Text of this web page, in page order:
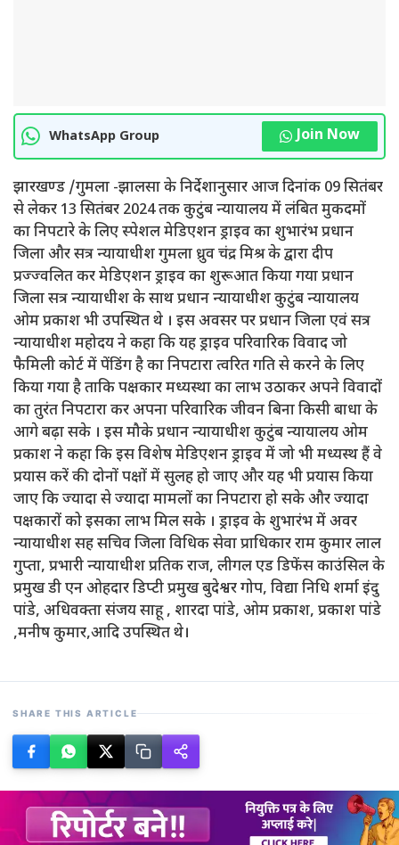
WhatsApp Group Join Now
झारखण्ड /गुमला -झालसा के निर्देशानुसार आज दिनांक 09 सितंबर
से लेकर 13 सितंबर 2024 तक कुटुंब न्यायालय में लंबित मुकदमों
का निपटारे के लिए स्पेशल मेडिएशन ड्राइव का शुभारंभ प्रधान
जिला और सत्र न्यायाधीश गुमला ध्रुव चंद्र मिश्र के द्वारा दीप
प्रज्ज्वलित कर मेडिएशन ड्राइव का शुरूआत किया गया प्रधान
जिला सत्र न्यायाधीश के साथ प्रधान न्यायाधीश कुटुंब न्यायालय
ओम प्रकाश भी उपस्थित थे । इस अवसर पर प्रधान जिला एवं सत्र
न्यायाधीश महोदय ने कहा कि यह ड्राइव परिवारिक विवाद जो
फैमिली कोर्ट में पेंडिंग है का निपटारा त्वरित गति से करने के लिए
किया गया है ताकि पक्षकार मध्यस्था का लाभ उठाकर अपने विवादों
का तुरंत निपटारा कर अपना परिवारिक जीवन बिना किसी बाधा के
आगे बढ़ा सके । इस मौके प्रधान न्यायाधीश कुटुंब न्यायालय ओम
प्रकाश ने कहा कि इस विशेष मेडिएशन ड्राइव में जो भी मध्यस्थ हैं वे
प्रयास करें की दोनों पक्षों में सुलह हो जाए और यह भी प्रयास किया
जाए कि ज्यादा से ज्यादा मामलों का निपटारा हो सके और ज्यादा
पक्षकारों को इसका लाभ मिल सके । ड्राइव के शुभारंभ में अवर
न्यायाधीश सह सचिव जिला विधिक सेवा प्राधिकार राम कुमार लाल
गुप्ता, प्रभारी न्यायाधीश प्रतिक राज, लीगल एड डिफेंस काउंसिल के
प्रमुख डी एन ओहदार डिप्टी प्रमुख बुदेश्वर गोप, विद्या निधि शर्मा इंदु
पांडे, अधिवक्ता संजय साहू , शारदा पांडे, ओम प्रकाश, प्रकाश पांडे
,मनीष कुमार,आदि उपस्थित थे।
SHARE THIS ARTICLE